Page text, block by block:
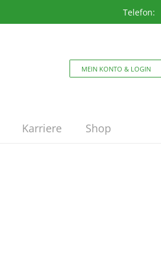
Telefon:
MEIN KONTO & LOGIN
Karriere Shop